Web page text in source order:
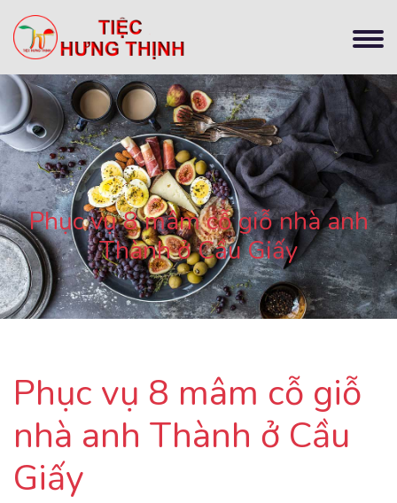
Phục vụ 8 mâm cỗ giỗ nhà anh
Thành ở Cầu Giấy
Phục vụ 8 mâm cỗ giỗ
nhà anh Thành ở Cầu
Giấy